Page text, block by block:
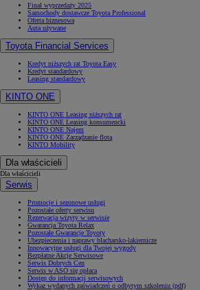
Finał wyprzedaży 2025
Samochody dostawcze Toyota Professional
Oferta biznesowa
Auta używane
Toyota Financial Services
Kredyt niższych rat Toyota Easy
Kredyt standardowy
Leasing standardowy
KINTO ONE
KINTO ONE Leasing niższych rat
KINTO ONE Leasing konsumencki
KINTO ONE Najem
KINTO ONE Zarządzanie flotą
KINTO Mobility
Dla właścicieli
Dla właścicieli
Serwis
Promocje i sezonowe usługi
Pozostałe oferty serwisu
Rezerwacja wizyty w serwisie
Gwarancja Toyota Relax
Pozostałe Gwarancje Toyoty
Ubezpieczenia i naprawy blacharsko-lakiernicze
Innowacyjne usługi dla Twojej wygody
Bezpłatne Akcje Serwisowe
Serwis Dobrych Cen
Serwis w ASO się opłaca
Dostęp do informacji serwisowych
Wykaz wydanych zaświadczeń o odbytym szkoleniu (pdf)